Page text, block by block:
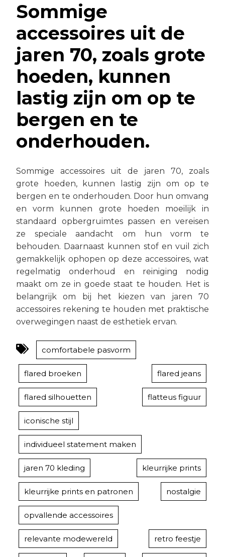
Sommige
accessoires uit de
jaren 70, zoals grote
hoeden, kunnen
lastig zijn om op te
bergen en te
onderhouden.
Sommige accessoires uit de jaren 70, zoals
grote hoeden, kunnen lastig zijn om op te
bergen en te onderhouden. Door hun omvang
en vorm kunnen grote hoeden moeilijk in
standaard opbergruimtes passen en vereisen
ze speciale aandacht om hun vorm te
behouden. Daarnaast kunnen stof en vuil zich
gemakkelijk ophopen op deze accessoires, wat
regelmatig onderhoud en reiniging nodig
maakt om ze in goede staat te houden. Het is
belangrijk om bij het kiezen van jaren 70
accessoires rekening te houden met praktische
overwegingen naast de esthetiek ervan.
comfortabele pasvorm
flared broeken flared jeans
flared silhouetten flatteus figuur
iconische stijl
individueel statement maken
jaren 70 kleding kleurrijke prints
kleurrijke prints en patronen nostalgie
opvallende accessoires
relevante modewereld retro feestje